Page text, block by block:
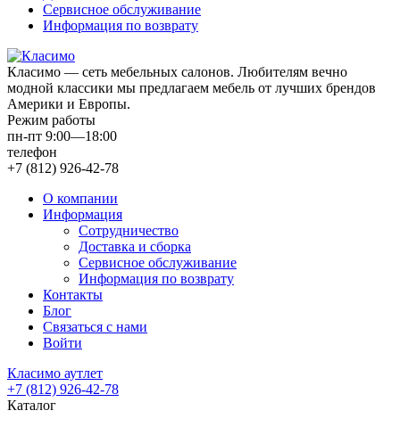
Сервисное обслуживание
Информация по возврату
Класимо — cеть мебельных салонов. Любителям вечно
модной классики мы предлагаем мебель от лучших брендов
Америки и Европы.
Режим работы
пн-пт 9:00—18:00
телефон
+7 (812) 926-42-78
О компании
Информация
Сотрудничество
Доставка и сборка
Сервисное обслуживание
Информация по возврату
Контакты
Блог
Связаться с нами
Войти
Класимо аутлет
+7 (812) 926-42-78
Каталог